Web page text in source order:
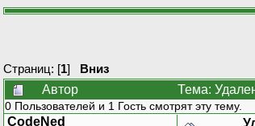
Страниц: [1] Вниз
Автор
Тема:
0 Пользователей и 1 Гость смотрят эту тему.
CodeNed